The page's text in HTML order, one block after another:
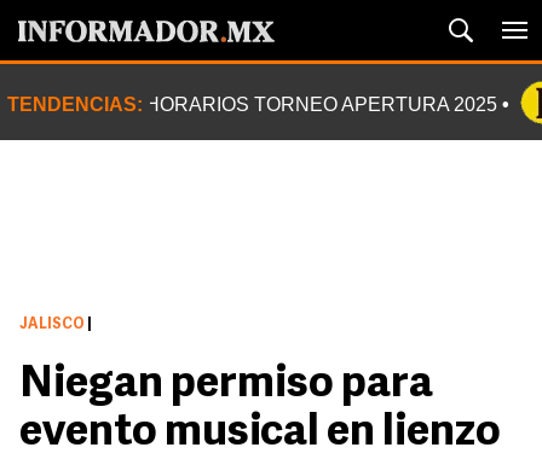
TENDENCIAS: HORARIOS TORNEO APERTURA 2025
JALISCO
Niegan permiso para
evento musical en lienzo